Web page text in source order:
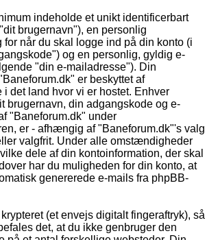
indeholde et unikt identificerbart
brugernavn"), en personlig
når du skal logge ind på din konto (i
og en personlig, gyldig e-
"din e-mailadresse"). Din
er beskyttet af
det land hvor vi er hostet. Enhver
brugernavn, din adgangskode og e-
"Baneforum.dk" under
er - afhængig af "Baneforum.dk"'s valg
valgfrit. Under alle omstændigheder
dele af din kontoinformation, der skal
har du muligheden for din konto, at
genererede e-mails fra phpBB-
(et envejs digitalt fingeraftryk), så
det, at du ikke genbruger den